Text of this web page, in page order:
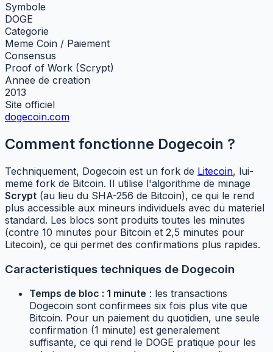
Symbole
DOGE
Categorie
Meme Coin / Paiement
Consensus
Proof of Work (Scrypt)
Annee de creation
2013
Site officiel
dogecoin.com
Comment fonctionne Dogecoin ?
Techniquement, Dogecoin est un fork de Litecoin, lui-
meme fork de Bitcoin. Il utilise l'algorithme de minage
Scrypt (au lieu du SHA-256 de Bitcoin), ce qui le rend
plus accessible aux mineurs individuels avec du materiel
standard. Les blocs sont produits toutes les minutes
(contre 10 minutes pour Bitcoin et 2,5 minutes pour
Litecoin), ce qui permet des confirmations plus rapides.
Caracteristiques techniques de Dogecoin
Temps de bloc : 1 minute : les transactions
Dogecoin sont confirmees six fois plus vite que
Bitcoin. Pour un paiement du quotidien, une seule
confirmation (1 minute) est generalement
suffisante, ce qui rend le DOGE pratique pour les